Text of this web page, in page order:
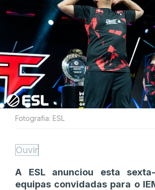
Fotografia: ESL
Ouvir
A ESL anunciou esta
equipas convidadas para o